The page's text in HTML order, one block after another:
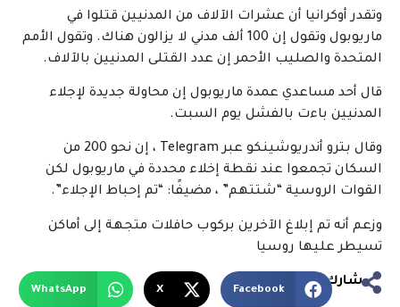
وتقدر أوكرانيا أن عشرات الآلاف من المدنيين قتلوا في
ماريوبول وتقول إن 100 ألف مدني لا يزالون هناك. وتقول الأمم
المتحدة والصليب الأحمر إن عدد القتلى المدنيين بالآلاف.
قال أحد مساعدي عمدة ماريوبول إن محاولة جديدة لإجلاء
المدنيين باءت بالفشل يوم السبت.
وقال بترو أندريوشينكو عبر Telegram ، إن نحو 200 من
السكان تجمعوا عند نقطة إخلاء محددة في ماريوبول لكن
القوات الروسية “شتتهم” ، مضيفًا: “تم إحباط الإجلاء”.
وزعم أنه تم إبلاغ الآخرين بركوب حافلات متجهة إلى أماكن
تسيطر عليها روسيا
شارك
Facebook
X
WhatsApp